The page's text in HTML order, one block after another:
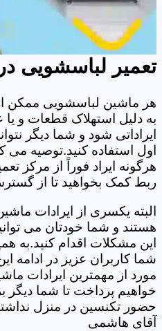
تعمیر لباسشویی
هر ماشین لباسشویی ممکن
به دلیل استهلاک قطعات و
ایراداتی شود و شما دیگر
اول استفاده کنید.توصیه
هرگونه ایراد فوراً از مرکز
ربط کمک بخواهید تا از
البته یکسری از ایرادات
هستند و شما خودتان می
این مشکلات اقدام کنید.به
شما کاربران عزیز در ادامه
مورد از مهمترین ایرادات
خواهیم پرداخت تا شما دیگر
آقای هاشمی